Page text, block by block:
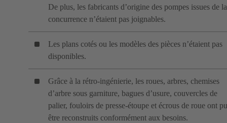
De plus, les fabricants d’origine des pompes issues de la
concurrence n’étaient pas joignables.
Les plans cotés ou les modèles des pièces n’étaient pas
disponibles.
Grâce à la rétro-ingénierie, les roues, arbres, chemises
d’arbre sous garniture, bagues d’usure, couvercles de
palier, fouloirs de presse-étoupe et écrous de roue ont pu
être reconstruits conformément aux besoins.